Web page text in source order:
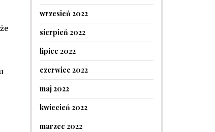
wrzesień 2022
sierpień 2022
lipiec 2022
czerwiec 2022
maj 2022
kwiecień 2022
marzec 2022